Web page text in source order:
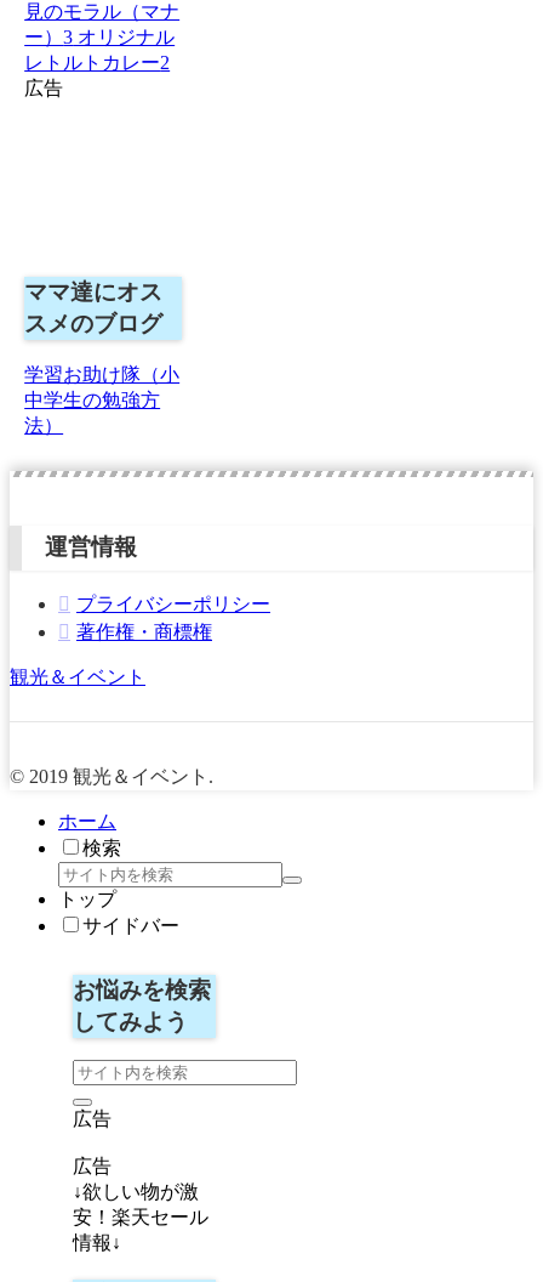
見のモラル（マナ
ー）3 オリジナル
レトルトカレー2
広告
ママ達にオス
スメのブログ
学習お助け隊（小
中学生の勉強方
法）
運営情報
プライバシーポリシー
著作権・商標権
観光＆イベント
© 2019 観光＆イベント.
ホーム
検索
トップ
サイドバー
お悩みを検索
してみよう
広告
広告
↓欲しい物が激
安！楽天セール
情報↓